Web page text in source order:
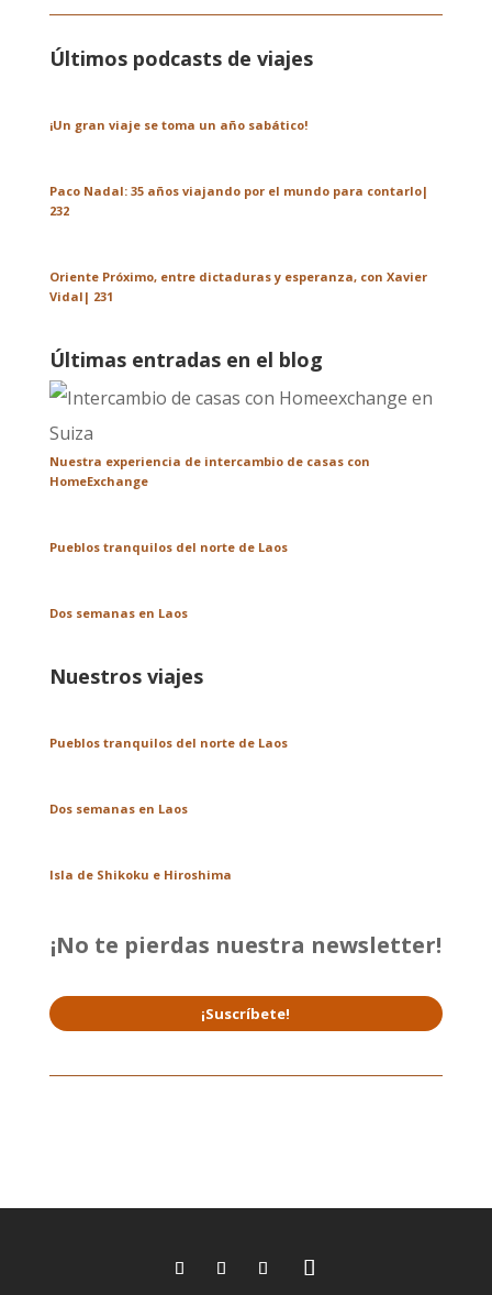
Últimos podcasts de viajes
¡Un gran viaje se toma un año sabático!
Paco Nadal: 35 años viajando por el mundo para contarlo|
232
Oriente Próximo, entre dictaduras y esperanza, con Xavier
Vidal| 231
Últimas entradas en el blog
Nuestra experiencia de intercambio de casas con
HomeExchange
Pueblos tranquilos del norte de Laos
Dos semanas en Laos
Nuestros viajes
Pueblos tranquilos del norte de Laos
Dos semanas en Laos
Isla de Shikoku e Hiroshima
¡No te pierdas nuestra newsletter!
¡Suscríbete!